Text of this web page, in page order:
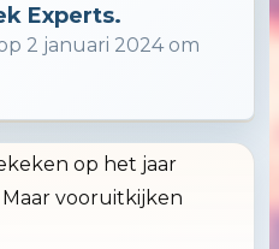
Experts.
2 januari 2024 om
op het jaar
vooruitkijken